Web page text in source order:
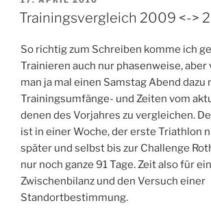
mäßig
Trainingswoche“
AM
Trainingsvergleich 2009 <->
So richtig zum Schreiben komme ich
Trainieren auch nur phasenweise,
man ja mal einen Samstag Abend dazu
Trainingsumfänge- und Zeiten vom
denen des Vorjahres zu vergleichen.
ist in einer Woche, der erste Triathlon
später und selbst bis zur Challenge
nur noch ganze 91 Tage. Zeit also für
Zwischenbilanz und den Versuch einer
Standortbestimmung.